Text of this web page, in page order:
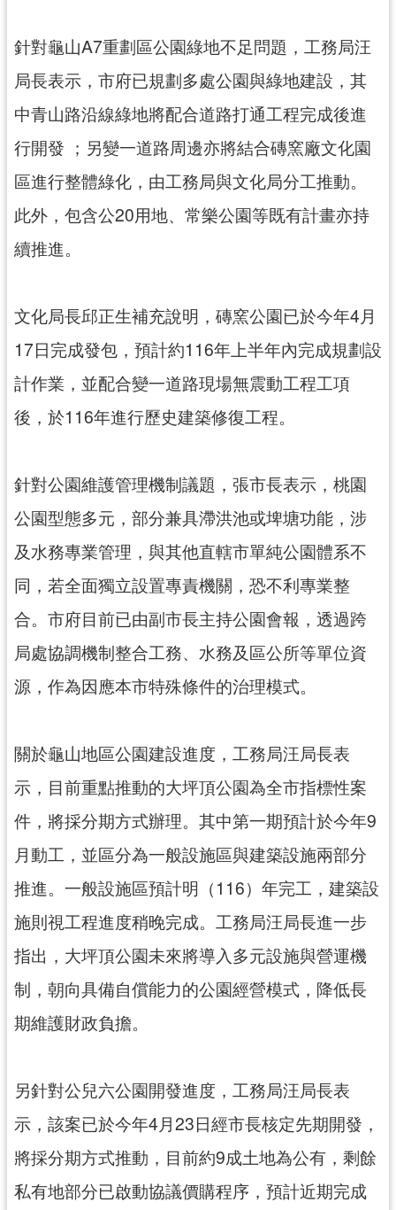
針對龜山A7重劃區公園綠地不足問題，工務局汪
局長表示，市府已規劃多處公園與綠地建設，其
中青山路沿線綠地將配合道路打通工程完成後進
行開發 ；另變一道路周邊亦將結合磚窯廠文化園
區進行整體綠化，由工務局與文化局分工推動。
此外，包含公20用地、常樂公園等既有計畫亦持
續推進。
文化局長邱正生補充說明，磚窯公園已於今年4月
17日完成發包，預計約116年上半年內完成規劃設
計作業，並配合變一道路現場無震動工程工項
後，於116年進行歷史建築修復工程。
針對公園維護管理機制議題，張市長表示，桃園
公園型態多元，部分兼具滯洪池或埤塘功能，涉
及水務專業管理，與其他直轄市單純公園體系不
同，若全面獨立設置專責機關，恐不利專業整
合。市府目前已由副市長主持公園會報，透過跨
局處協調機制整合工務、水務及區公所等單位資
源，作為因應本市特殊條件的治理模式。
關於龜山地區公園建設進度，工務局汪局長表
示，目前重點推動的大坪頂公園為全市指標性案
件，將採分期方式辦理。其中第一期預計於今年9
月動工，並區分為一般設施區與建築設施兩部分
推進。一般設施區預計明（116）年完工，建築設
施則視工程進度稍晚完成。工務局汪局長進一步
指出，大坪頂公園未來將導入多元設施與營運機
制，朝向具備自償能力的公園經營模式，降低長
期維護財政負擔。
另針對公兒六公園開發進度，工務局汪局長表
示，該案已於今年4月23日經市長核定先期開發，
將採分期方式推動，目前約9成土地為公有，剩餘
私有地部分已啟動協議價購程序，預計近期完成